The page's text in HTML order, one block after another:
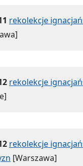
rekolekcje
rekolekcje
rekolekcje
[Warszawa]